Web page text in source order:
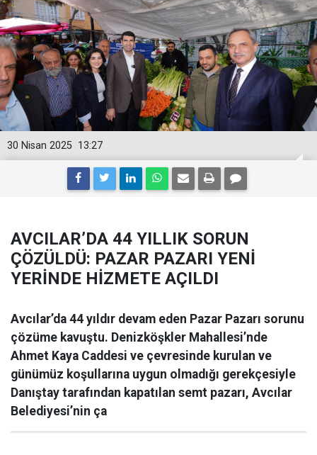
13:27
30 Nisan 2025
AVCILAR’DA 44 YILLIK SORUN
ÇÖZÜLDÜ: PAZAR PAZARI YENİ
YERİNDE HİZMETE AÇILDI
Avcılar’da 44 yıldır devam eden Pazar Pazarı sorunu
çözüme kavuştu. Denizköşkler Mahallesi’nde
Ahmet Kaya Caddesi ve çevresinde kurulan ve
günümüz koşullarına uygun olmadığı gerekçesiyle
Danıştay tarafından kapatılan semt pazarı, Avcılar
Belediyesi’nin ça